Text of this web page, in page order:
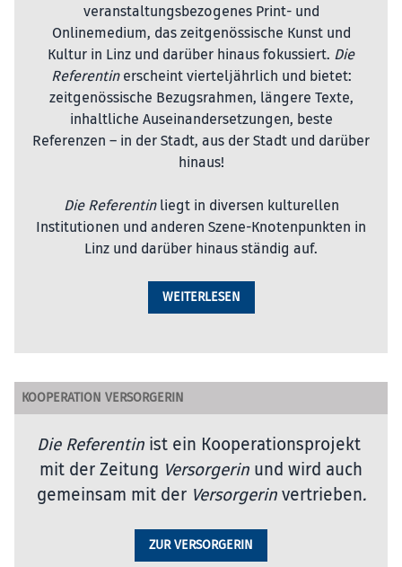
veranstaltungsbezogenes Print- und
Onlinemedium, das zeitgenössische Kunst und
Kultur in Linz und darüber hinaus fokussiert. Die
Referentinerscheint vierteljährlich und bietet:
zeitgenössische Bezugsrahmen, längere Texte,
inhaltliche Auseinandersetzungen, beste
Referenzen – in der Stadt, aus der Stadt und darüber
hinaus!
Die Referentinliegt in diversen kulturellen
Institutionen und anderen Szene-Knotenpunkten in
Linz und darüber hinaus ständig auf.
WEITERLESEN
KOOPERATION VERSORGERIN
Die Referentin ist ein Kooperationsprojekt
mit der Zeitung Versorgerin und wird auch
gemeinsam mit der Versorgerinvertrieben.
ZUR VERSORGERIN